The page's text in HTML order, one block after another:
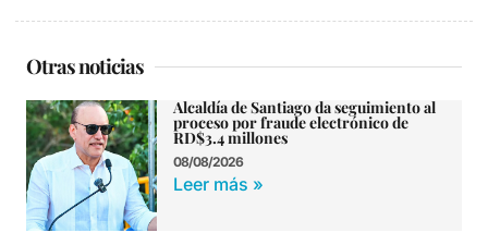
Otras noticias
Alcaldía de Santiago da seguimiento al
proceso por fraude electrónico de
RD$3.4 millones
08/08/2026
Leer más »